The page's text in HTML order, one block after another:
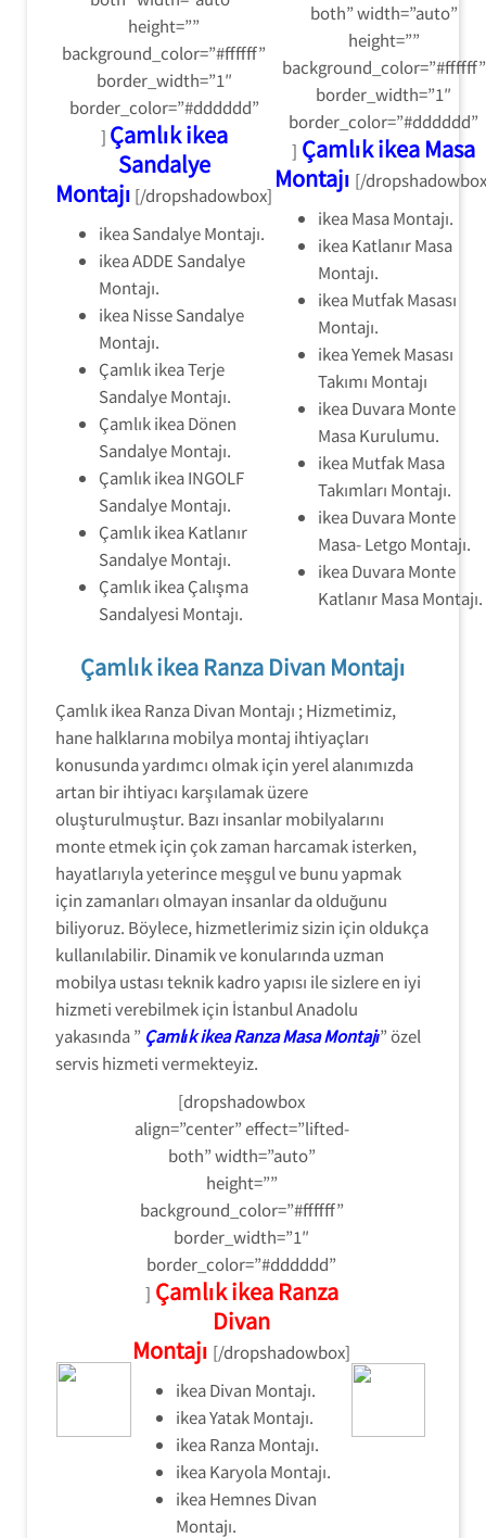
height=””
background_color=”#ffffff”
border_width=”1″
border_color=”#dddddd”
] Çamlık ikea
Sandalye
Montajı [/dropshadowbox]
ikea Sandalye Montajı.
ikea ADDE Sandalye
Montajı.
ikea Nisse Sandalye
Montajı.
Çamlık ikea Terje
Sandalye Montajı.
Çamlık ikea Dönen
Sandalye Montajı.
Çamlık ikea INGOLF
Sandalye Montajı.
Çamlık ikea Katlanır
Sandalye Montajı.
Çamlık ikea Çalışma
Sandalyesi Montajı.
both” width=”auto”
height=””
background_color=”#ffffff”
border_width=”1″
border_color=”#dddddd”
] Çamlık ikea Masa
Montajı [/
ikea Masa Montajı.
ikea Katlanır Masa
Montajı.
ikea Mutfak Masası
Montajı.
ikea Yemek Masası
Takımı Montajı
ikea Duvara Monte
Masa Kurulumu.
ikea Mutfak Masa
Takımları Montajı.
ikea Duvara Monte
Masa- Letgo Montajı.
ikea Duvara Monte
Katlanır Masa Montajı.
Çamlık ikea Ranza Divan Montajı
Çamlık ikea Ranza Divan Montajı ; Hizmetimiz,
hane halklarına mobilya montaj ihtiyaçları
konusunda yardımcı olmak için yerel alanımızda
artan bir ihtiyacı karşılamak üzere
oluşturulmuştur. Bazı insanlar mobilyalarını
monte etmek için çok zaman harcamak isterken,
hayatlarıyla yeterince meşgul ve bunu yapmak
için zamanları olmayan insanlar da olduğunu
biliyoruz. Böylece, hizmetlerimiz sizin için oldukça
kullanılabilir. Dinamik ve konularında uzman
mobilya ustası teknik kadro yapısı ile sizlere en iyi
hizmeti verebilmek için İstanbul Anadolu
yakasında ” Çamlık ikea Ranza Masa Montajı” özel
servis hizmeti vermekteyiz.
[dropshadowbox
align=”center” effect=”lifted-
both” width=”auto”
height=””
background_color=”#ffffff”
border_width=”1″
border_color=”#dddddd”
] Çamlık ikea Ranza
Divan
Montajı [/dropshadowbox]
ikea Divan Montajı.
ikea Yatak Montajı.
ikea Ranza Montajı.
ikea Karyola Montajı.
ikea Hemnes Divan
Montajı.